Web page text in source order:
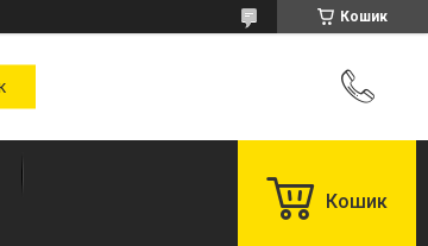
Кошик
Кошик